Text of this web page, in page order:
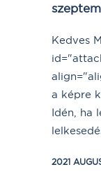
Kedves
a képre
Idén, ha
2021